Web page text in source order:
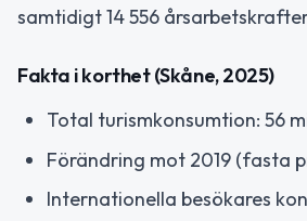
samtidigt 14 556
Fakta i korthet (Skåne, 2025)
Total turismkonsumtion: 56
Förändring mot 2019 (fasta
Internationella besökares